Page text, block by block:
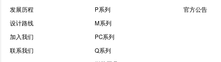
发展历程
设计路线
加入我们
联系我们
P系列
M系列
PC系列
Q系列
官方公告